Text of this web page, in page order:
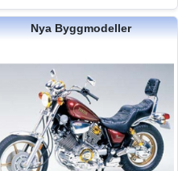
Nya Byggmodeller